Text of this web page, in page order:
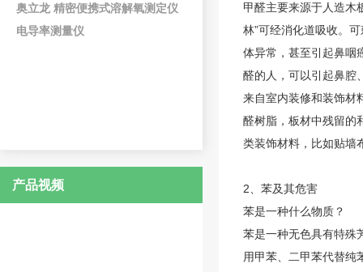
奥立龙 精密便携式溶解氧测定仪
电导率测量仪
产品视频
甲醛主要来源于人造木
林”可经消化道吸收。
体异常，甚至引起鼻咽
醛的人，可以引起鼻腔
来自室内装修和装饰材
醛树脂，板材中残留的
类装饰材料，比如贴墙
2、 苯及其危害
苯是一种什么物质？
苯是一种无色具有特殊
用甲苯、二甲苯代替纯